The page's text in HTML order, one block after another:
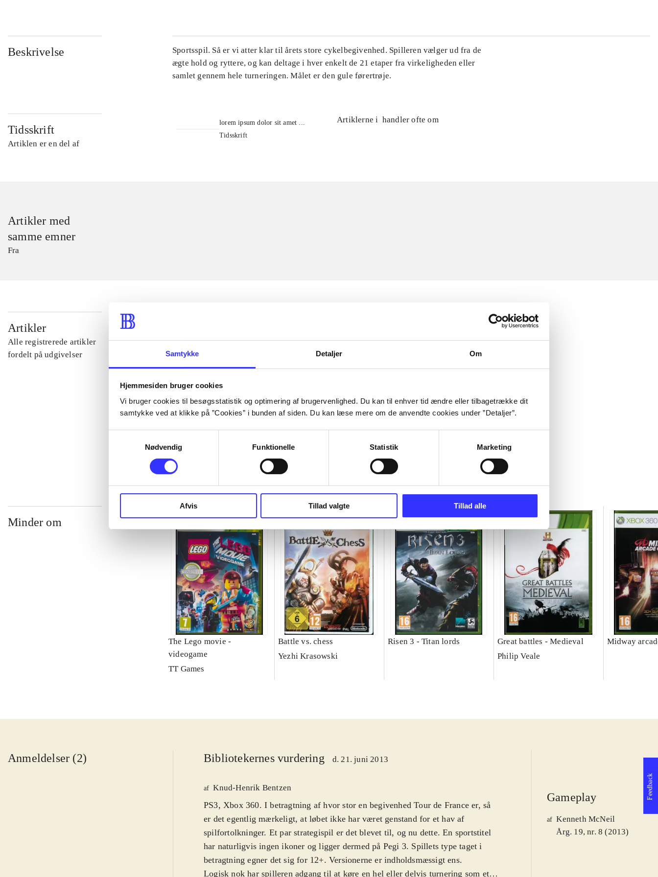
Samtykke Detaljer Om
Hjemmesiden bruger cookies
Vi bruger cookies til besøgsstatistik og optimering af brugervenlighed. Du kan til enhver tid ændre eller tilbagetrække dit
samtykke ved at klikke på ”Cookies” i bunden af siden. Du kan læse mere om de anvendte cookies under ”Detaljer”.
Nødvendig
Funktionelle Statistik Marketing
Afvis Tillad valgte Tillad alle
Beskrivelse
Sportsspil. Så er vi atter klar til årets store cykelbegivenhed. Spilleren vælger ud fra de
ægte hold og ryttere, og kan deltage i hver enkelt de 21 etaper fra virkeligheden eller
samlet gennem hele turneringen. Målet er den gule førertrøje.
Tidsskrift
Artiklen er en del af
lorem ipsum dolor sit amet ...
Tidsskrift
Artiklerne i handler ofte om
Artikler med
samme emner
Fra
Artikler
Alle registrerede artikler
fordelt på udgivelser
...
...
...
...
Minder om
The Lego movie -
videogame
TT Games
Battle vs. chess
Yezhi Krasowski
Risen 3 - Titan lords
Great battles - Medieval
Philip Veale
Midway
Anmeldelser (2) Bibliotekernes vurdering d. 21. juni 2013
af Knud-Henrik Bentzen
PS3, Xbox 360. I betragtning af hvor stor en begivenhed Tour de France er, så
er det egentlig mærkeligt, at løbet ikke har været genstand for et hav af
spilfortolkninger. Et par strategispil er det blevet til, og nu dette. En sportstitel
har naturligvis ingen ikoner og ligger dermed på Pegi 3. Spillets type taget i
betragtning egner det sig for 12+. Versionerne er indholdsmæssigt ens.
Logisk nok har spilleren adgang til at køre en hel eller delvis turnering som et
Gameplay
af Kenneth McNeil
Årg. 19, nr. 8 (2013)
Feedback